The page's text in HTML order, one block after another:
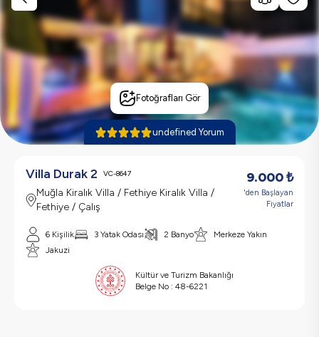
Fotoğrafları Gör
undefined Yorum
Villa Durak 2 VC-8647
Muğla Kiralık Villa / Fethiye Kiralık Villa /
Fethiye / Çalış
9.000₺
'den Başlayan
Fiyatlar
6 Kişilik 3 Yatak Odası 2 Banyo
Merkeze Yakın
Jakuzi
Kültür ve Turizm Bakanlığı
Belge No : 48-6221